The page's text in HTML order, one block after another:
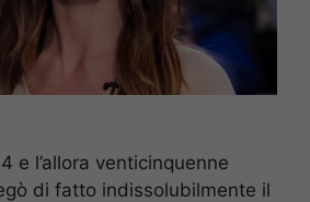
e l’allora venticinquenne
di fatto indissolubilmente il